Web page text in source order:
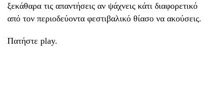
ξεκάθαρα τις απαντήσεις αν ψάχνεις κάτι διαφορετικό
από τον περιοδεύοντα φεστιβαλικό θίασο να ακούσεις.
Πατήστε play.